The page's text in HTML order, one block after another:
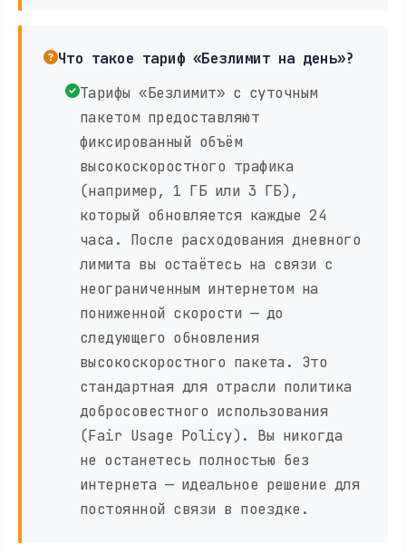
Что такое тариф «Безлимит на день»?
Тарифы «Безлимит» с суточным
пакетом предоставляют
фиксированный объём
высокоскоростного трафика
(например, 1 ГБ или 3 ГБ),
который обновляется каждые 24
часа. После расходования дневного
лимита вы остаётесь на связи с
неограниченным интернетом на
пониженной скорости — до
следующего обновления
высокоскоростного пакета. Это
стандартная для отрасли политика
добросовестного использования
(Fair Usage Policy). Вы никогда
не останетесь полностью без
интернета — идеальное решение для
постоянной связи в поездке.